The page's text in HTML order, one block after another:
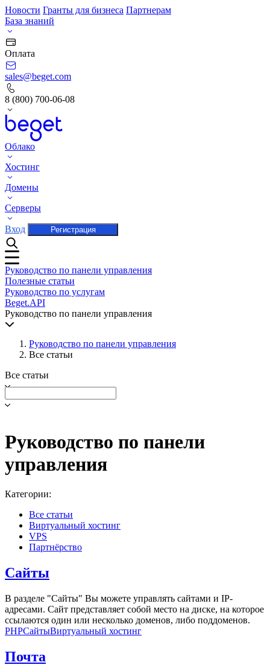
Новости Гранты для бизнеса Партнерам
База знаний
Оплата
sales@beget.com
8 (800) 700-06-08
Облако
Хостинг
Домены
Серверы
Вход Регистрация
Руководство по панели управления
Полезные статьи
Руководство по услугам
Beget.API
Руководство по панели управления
Руководство по панели управления
Все статьи
Все статьи
Руководство по панели
управления
Категории:
Все статьи
Виртуальный хостинг
VPS
Партнёрство
Сайты
В разделе "Сайты" Вы можете управлять сайтами и IP-
адресами. Сайт представляет собой место на диске, на которое
ссылаются один или несколько доменов, либо поддоменов.
PHPСайтыВиртуальный хостинг
Почта